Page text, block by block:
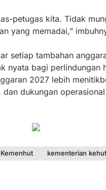
petugas kita. Tidak
yang memadai,”
setiap tambahan
nyata bagi perlindungan
2027 lebih
dukungan
Kemenhut kementerian